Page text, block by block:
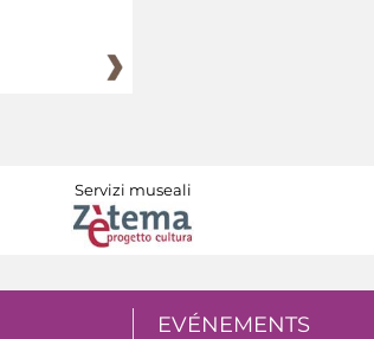
Servizi museali
EVÉNEMENTS